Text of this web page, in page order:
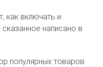
как включать и
написано в
популярных товаров